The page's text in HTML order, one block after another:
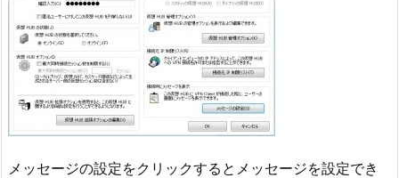
メッセージの設定をクリックするとメッセージを設定でき